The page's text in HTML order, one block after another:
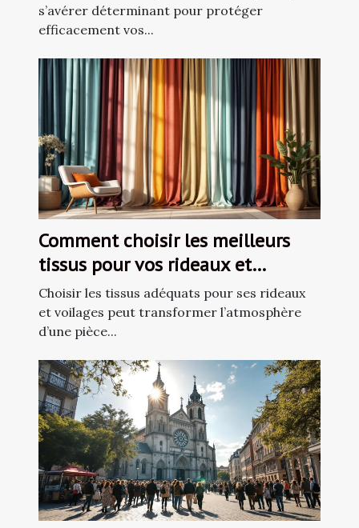
s’avérer déterminant pour protéger
efficacement vos...
Comment choisir les meilleurs
tissus pour vos rideaux et
voilages ?
Choisir les tissus adéquats pour ses rideaux
et voilages peut transformer l’atmosphère
d’une pièce...